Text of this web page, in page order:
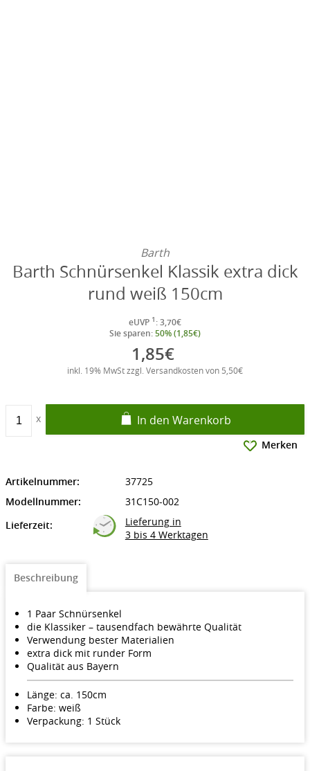
Barth
Barth Schnürsenkel Klassik extra dick
rund weiß 150cm
eUVP 1 : 3,70€
Sie sparen:50% (1,85€)
1,85€
inkl. 19% MwSt zzgl. Versandkosten von 5,50€
In den Warenkorb
Merken
Artikelnummer:
37725
Modellnummer:
31C150-002
Lieferzeit:
Lieferung in
3 bis 4 Werktagen
Beschreibung
1 Paar Schnürsenkel
die Klassiker – tausendfach bewährte Qualität
Verwendung bester Materialien
extra dick mit runder Form
Qualität aus Bayern
Länge: ca. 150cm
Farbe: weiß
Verpackung: 1 Stück